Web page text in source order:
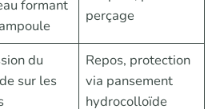
formant
perçage
du
sur les
Repos, protection
via pansement
hydrocolloïde